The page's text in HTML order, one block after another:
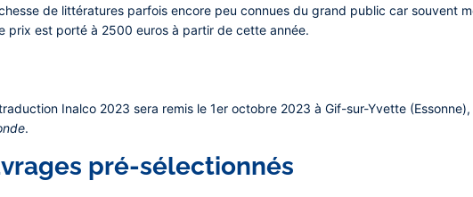
de littératures parfois encore peu connues du grand public car souvent
prix est porté à 2500 euros à partir de cette année.
Inalco 2023 sera remis le 1er octobre 2023 à Gif-sur-Yvette
.
pré-sélectionnés